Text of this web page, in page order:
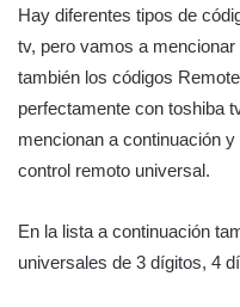
Hay diferentes tipos de
tv, pero vamos a
también los códigos
perfectamente con toshiba
mencionan a continuación
control remoto universal.
En la lista a continuación
universales de 3 dígitos, 4